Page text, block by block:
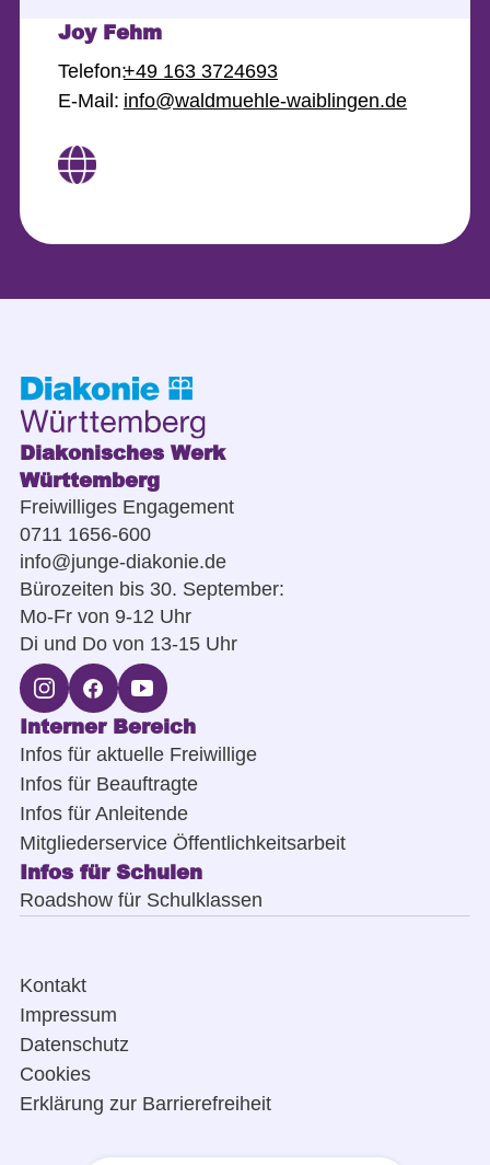
Joy Fehm
Telefon:+49 163 3724693
E-Mail: info@waldmuehle-waiblingen.de
Diakonisches Werk
Württemberg
Freiwilliges Engagement
0711 1656-600
info@junge-diakonie.de
Bürozeiten bis 30. September:
Mo-Fr von 9-12 Uhr
Di und Do von 13-15 Uhr
Interner Bereich
Infos für aktuelle Freiwillige
Infos für Beauftragte
Infos für Anleitende
Mitgliederservice Öffentlichkeitsarbeit
Infos für Schulen
Roadshow für Schulklassen
Kontakt
Impressum
Datenschutz
Cookies
Erklärung zur Barrierefreiheit